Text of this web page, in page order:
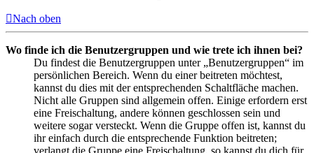
Nach oben
Wo finde ich die Benutzergruppen und wie trete ich ihnen bei?
Du findest die Benutzergruppen unter „Benutzergruppen“ im
persönlichen Bereich. Wenn du einer beitreten möchtest,
kannst du dies mit der entsprechenden Schaltfläche machen.
Nicht alle Gruppen sind allgemein offen. Einige erfordern erst
eine Freischaltung, andere können geschlossen sein und
weitere sogar versteckt. Wenn die Gruppe offen ist, kannst du
ihr einfach durch die entsprechende Funktion beitreten;